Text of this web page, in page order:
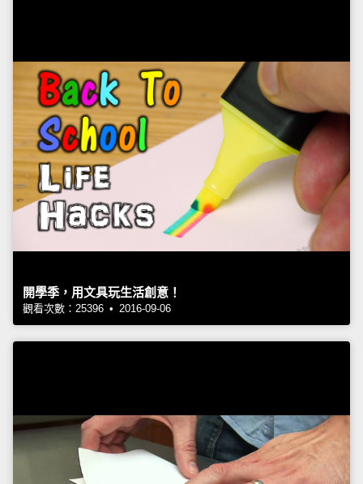
開學季，用文具玩生活創意！
觀看次數：25396 • 2016-09-06